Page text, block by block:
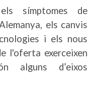
símptomes de
els canvis
i els nous
l'oferta exerceixen
alguns d’eixos